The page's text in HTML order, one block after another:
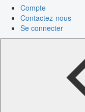
Compte
Contactez-nous
Se connecter